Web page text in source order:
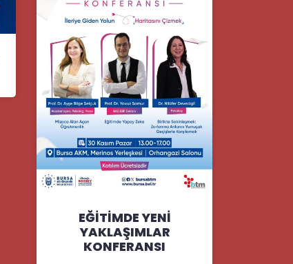
EĞİTİMDE YENİ
YAKLAŞIMLAR
KONFERANSI